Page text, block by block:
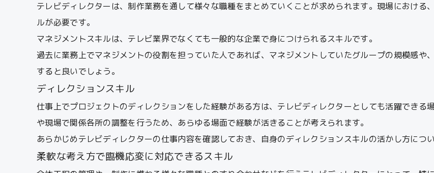
テレビディレクターは、制作業務を通して様々な職種をまとめていくことが求められます。現場における
ルが必要です。
マネジメントスキルは、テレビ業界でなくても一般的な企業で身につけられるスキルです。
過去に業務上でマネジメントの役割を担っていた人であれば、マネジメントしていたグループの規模感や
すると良いでしょう。
ディレクションスキル
仕事上でプロジェクトのディレクションをした経験がある方は、テレビディレクターとしても活躍できる
や現場で関係各所の調整を行うため、あらゆる場面で経験が活きることが考えられます。
あらかじめテレビディレクターの仕事内容を確認しておき、自身のディレクションスキルの活かし方につ
柔軟な考え方で臨機応変に対応できるスキル